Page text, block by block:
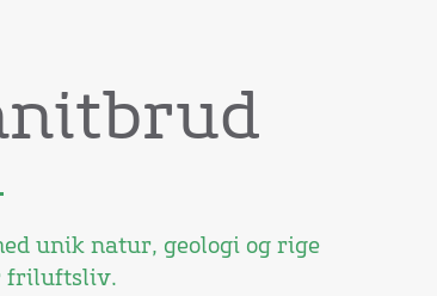
unik natur, geologi og rige
friluftsliv.